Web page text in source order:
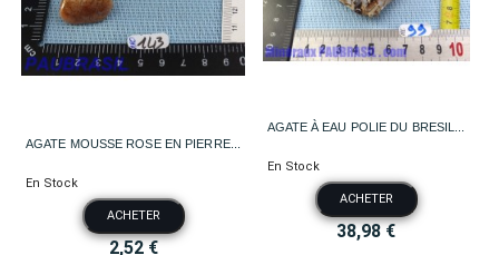
AGATE MOUSSE ROSE EN PIERRE...
En Stock
ACHETER
2,52 €
AGATE À EAU POLIE DU BRESIL...
En Stock
ACHETER
38,98 €